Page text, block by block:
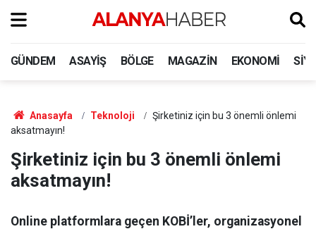
GÜNDEM ASAYIŞ BÖLGE MAGAZIN EKONOMI
Anasayfa Teknoloji
Şirketiniz için bu 3 önemli önlemi
aksatmayın!
Şirketiniz için bu 3 önemli önlemi
aksatmayın!
Online platformlara geçen KOBİ’ler, organizasyonel